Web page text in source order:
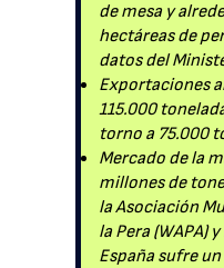
de mesa y
hectáreas de
datos del
Exportaciones
115.000
torno a 75.000
Mercado de la
millones de
la Asociación
la Pera (WAPA)
España sufre